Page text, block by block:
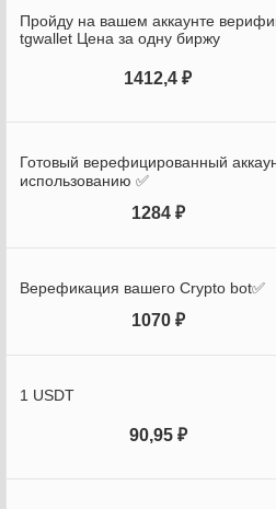
Пройду на вашем аккаунте
tgwallet Цена за одну биржу
1412,4 ₽
Готовый верефицированный
использованию ✅
1284 ₽
Верефикация вашего Crypto bot✅
1070 ₽
1 USDT
90,95 ₽